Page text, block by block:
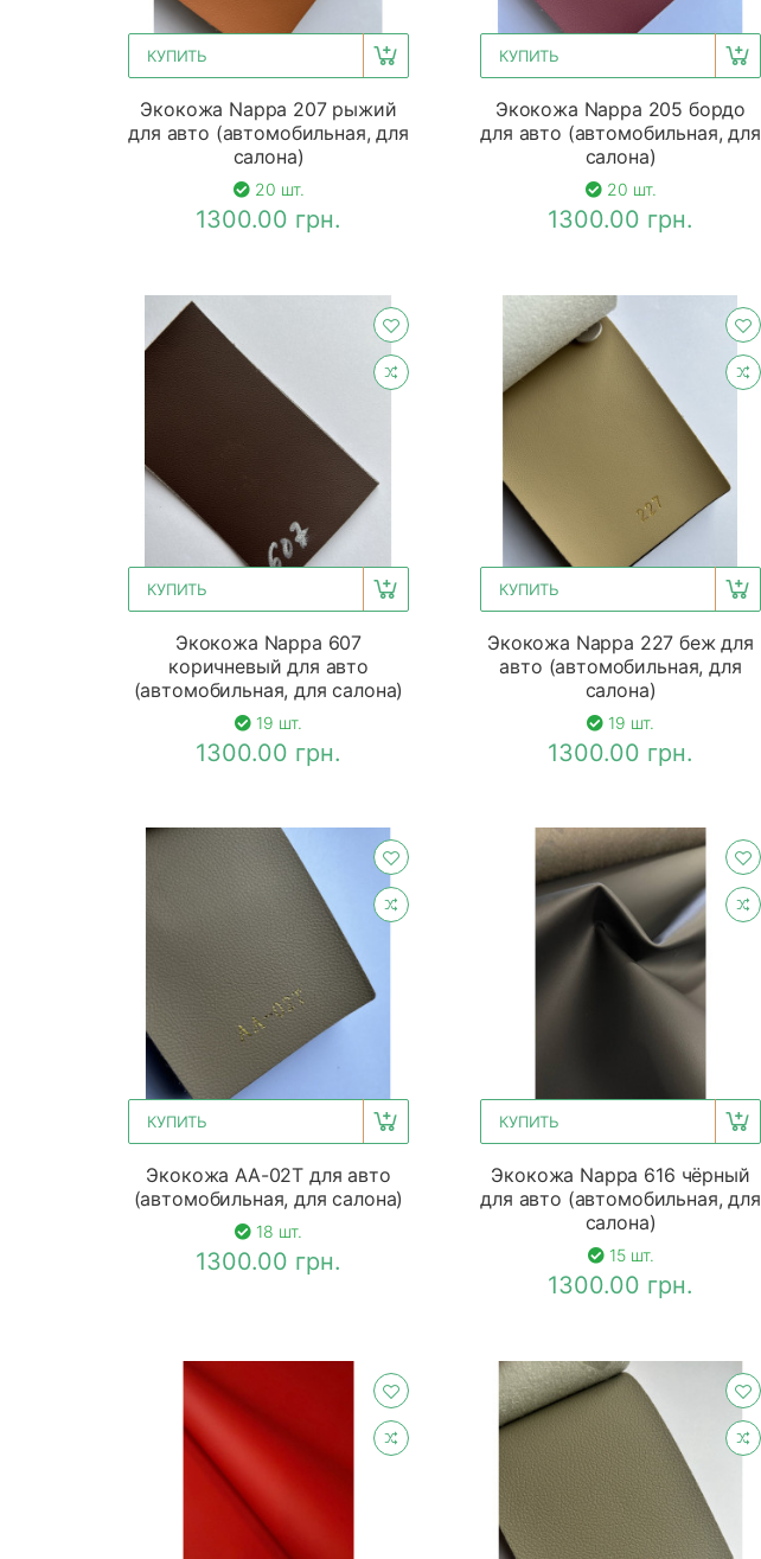
КУПИТЬ
Экокожа Nappa 207 рыжий
для авто (автомобильная, для
салона)
20 шт.
1300.00 грн.
КУПИТЬ
Экокожа Nappa 205 бордо
для авто (автомобильная, для
салона)
20 шт.
1300.00 грн.
КУПИТЬ
Экокожа Nappa 607
коричневый для авто
(автомобильная, для салона)
19 шт.
1300.00 грн.
КУПИТЬ
Экокожа Nappa 227 беж для
авто (автомобильная, для
салона)
19 шт.
1300.00 грн.
КУПИТЬ
Экокожа АА-02Т для авто
(автомобильная, для салона)
18 шт.
1300.00 грн.
КУПИТЬ
Экокожа Nappa 616 чёрный
для авто (автомобильная, для
салона)
15 шт.
1300.00 грн.